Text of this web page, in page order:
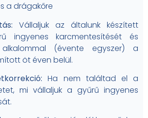
a drágakőre
Vállaljuk az általunk készített
ingyenes karcmentesítését és
(évente egyszer) a
öt éven belül.
Ha nem találtad el a
mi vállaljuk a gyűrű ingyenes